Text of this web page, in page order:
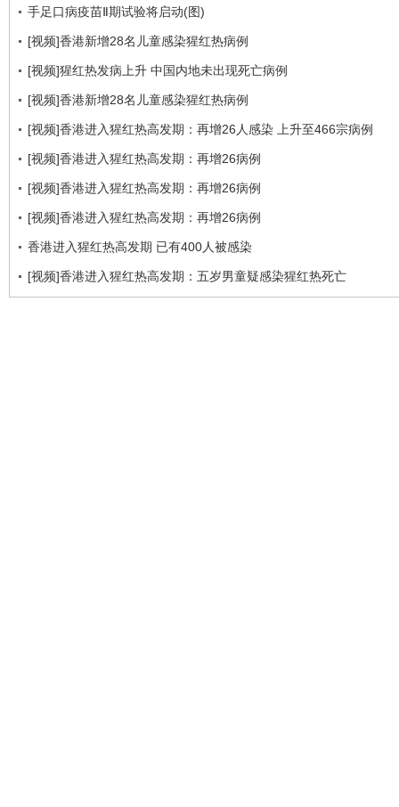
手足口病疫苗Ⅱ期试验将启动(图)
[视频]香港新增28名儿童感染猩红热病例
[视频]猩红热发病上升 中国内地未出现死亡病例
[视频]香港新增28名儿童感染猩红热病例
[视频]香港进入猩红热高发期：再增26人感染 上升至466宗病例
[视频]香港进入猩红热高发期：再增26病例
[视频]香港进入猩红热高发期：再增26病例
[视频]香港进入猩红热高发期：再增26病例
香港进入猩红热高发期 已有400人被感染
[视频]香港进入猩红热高发期：五岁男童疑感染猩红热死亡